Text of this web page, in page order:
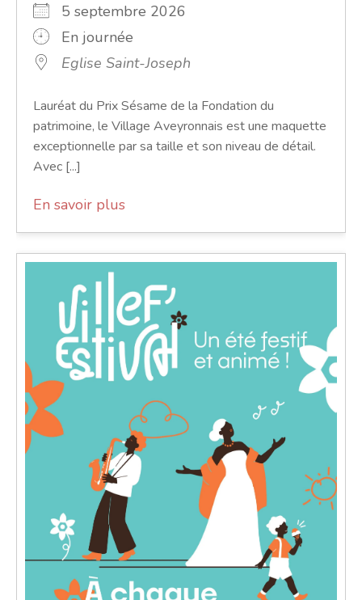
5 septembre 2026
En journée
Eglise Saint-Joseph
Lauréat du Prix Sésame de la Fondation du
patrimoine, le Village Aveyronnais est une maquette
exceptionnelle par sa taille et son niveau de détail.
Avec [...]
En savoir plus